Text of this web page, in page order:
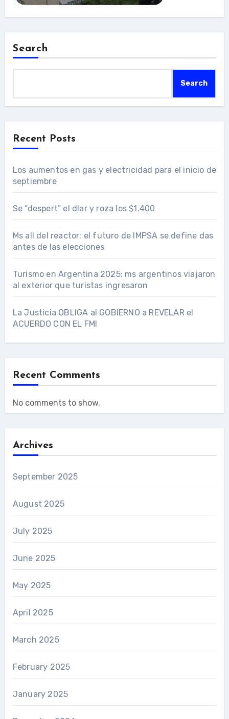
Search
Search
Recent Posts
Los aumentos en gas y electricidad para el inicio de
septiembre
Se “despert” el dlar y roza los $1.400
Ms all del reactor: el futuro de IMPSA se define das
antes de las elecciones
Turismo en Argentina 2025: ms argentinos viajaron
al exterior que turistas ingresaron
La Justicia OBLIGA al GOBIERNO a REVELAR el
ACUERDO CON EL FMI
Recent Comments
No comments to show.
Archives
September 2025
August 2025
July 2025
June 2025
May 2025
April 2025
March 2025
February 2025
January 2025